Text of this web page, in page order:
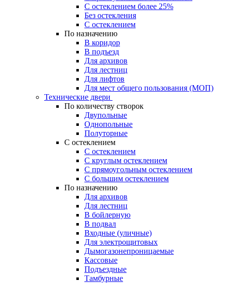
С остеклением более 25%
Без остекления
С остеклением
По назначению
В коридор
В подъезд
Для архивов
Для лестниц
Для лифтов
Для мест общего пользования (МОП)
Технические двери
По количеству створок
Двупольные
Однопольные
Полуторные
С остеклением
С остеклением
С круглым остеклением
С прямоугольным остеклением
С большим остеклением
По назначению
Для архивов
Для лестниц
В бойлерную
В подвал
Входные (уличные)
Для электрощитовых
Дымогазонепроницаемые
Кассовые
Подъездные
Тамбурные